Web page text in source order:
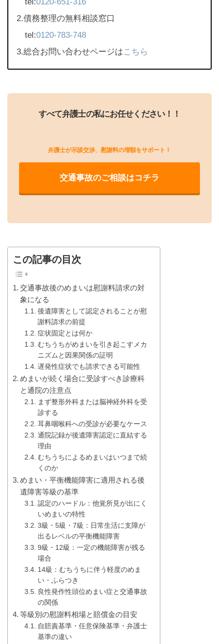
2.債務整理の無料相談窓口
tel:0120-783-748
3.総合お問い合わせページはこちら
すべて弁護士の私にお任せください！！
弁護士が示談交渉、慰謝料の増額をサポート！
交通事故のご相談はコチラ
この記事の目次
交通事故後のめまいは慰謝料請求の対
象になる
後遺障害として認定されることが慰
謝料請求の前提
症状固定とは何か
むちうちがめまいを引き起こすメカ
ニズムと因果関係の証明
遅発性症状でも請求できる可能性
めまいが続く場合に受診すべき診療科
と通院の注意点
まず整形外科または脳神経外科を受
診する
耳鼻咽喉科への受診が必要なケース
通院記録が後遺障害認定に直結する
理由
むちうちによるめまいはいつまで続
くのか
めまい・平衡機能障害に適用される後
遺障害等級の基準
認定のハードル：他覚所見が出にく
いめまいの特性
3級・5級・7級：日常生活に支障が
出るレベルの平衡機能障害
9級・12級：一定の機能障害が残る
場合
14級：むちうちに伴う軽度のめま
い・ふらつき
良性発作性頭位めまい症と交通事故
の関係
等級別の慰謝料相場と賠償金の目安
自賠責基準・任意保険基準・弁護士
基準の違い